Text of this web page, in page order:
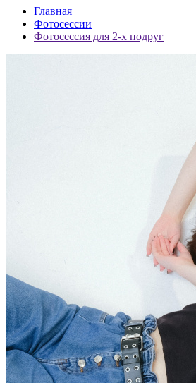
Главная
Фотосессии
Фотосессия для 2-х подруг